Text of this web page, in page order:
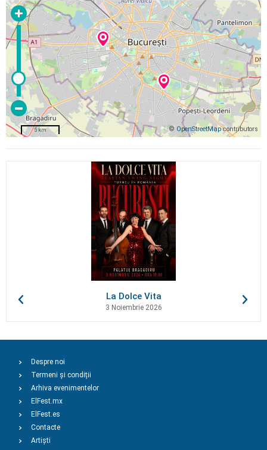
© OpenStreetMapcontributors
5 km
La Dolce Vita
3 Noiembrie 2026
Despre noi
Termeni și condiții
Arhiva evenimentelor
ElFest.mx
ElFest.es
Contacte
Artiști